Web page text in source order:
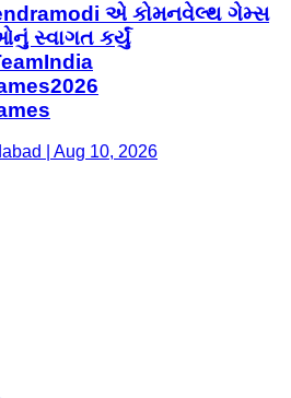
એ કોમનવેલ્થ ગેમ્સ
સ્વાગત કર્યું
| Aug 10, 2026